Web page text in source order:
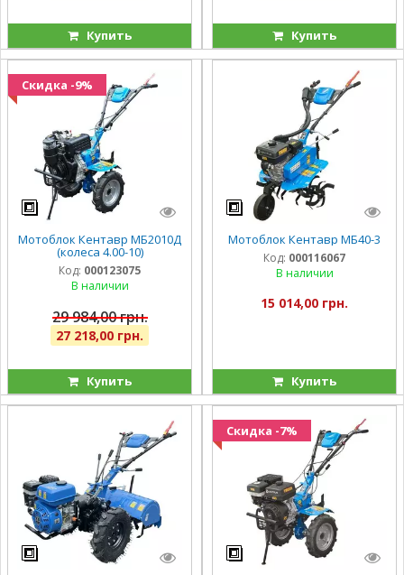
Купить Купить
Скидка -9%
Мотоблок Кентавр МБ2010Д
(колеса 4.00-10)
Код: 000123075
В наличии
29 984,00 грн.
27 218,00 грн.
Купить
Мотоблок Кентавр МБ40-3
Код: 000116067
В наличии
15 014,00 грн.
Купить
Скидка -7%